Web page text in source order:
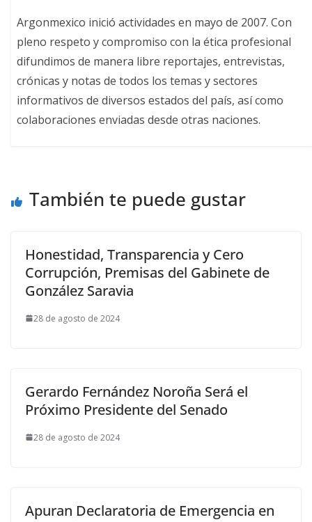
Argonmexico inició actividades en mayo de 2007. Con
pleno respeto y compromiso con la ética profesional
difundimos de manera libre reportajes, entrevistas,
crónicas y notas de todos los temas y sectores
informativos de diversos estados del país, así como
colaboraciones enviadas desde otras naciones.
También te puede gustar
Honestidad, Transparencia y Cero
Corrupción, Premisas del Gabinete de
González Saravia
28 de agosto de 2024
Gerardo Fernández Noroña Será el
Próximo Presidente del Senado
28 de agosto de 2024
Apuran Declaratoria de Emergencia en